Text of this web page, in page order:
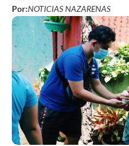
Por:NOTICIAS NAZARENAS